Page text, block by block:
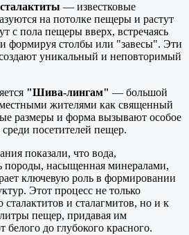
сталактиты — известковые
на потолке пещеры и растут
с пола пещеры вверх, встречаясь
и формируя столбы или "завесы". Эти
уникальный и неповторимый
"Шива-лингам" — большой
жителями как священный
размеры и форма вызывают особое
посетителей пещер.
показали, что вода,
породы, насыщенная минералами,
ключевую роль в формировании
Этот процесс не только
и сталагмитов, но и к
пещер, придавая им
белого до глубокого красного.